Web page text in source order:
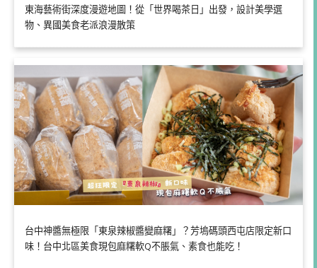
東海藝術街深度漫遊地圖！從「世界喝茶日」出發，設計美學選
物、異國美食老派浪漫散策
台中神醬無極限「東泉辣椒醬變麻糬」？芳塢碼頭西屯店限定新口
味！台中北區美食現包麻糬軟Q不脹氣、素食也能吃！